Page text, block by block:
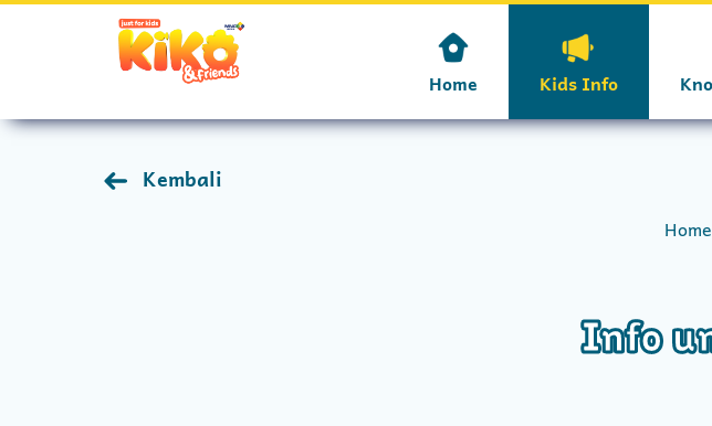
Home Kids Info
Kembali
Home
Info